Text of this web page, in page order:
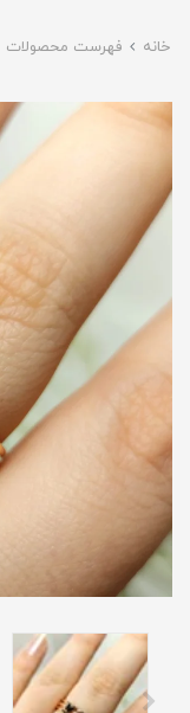
خانه فهرست محصولات